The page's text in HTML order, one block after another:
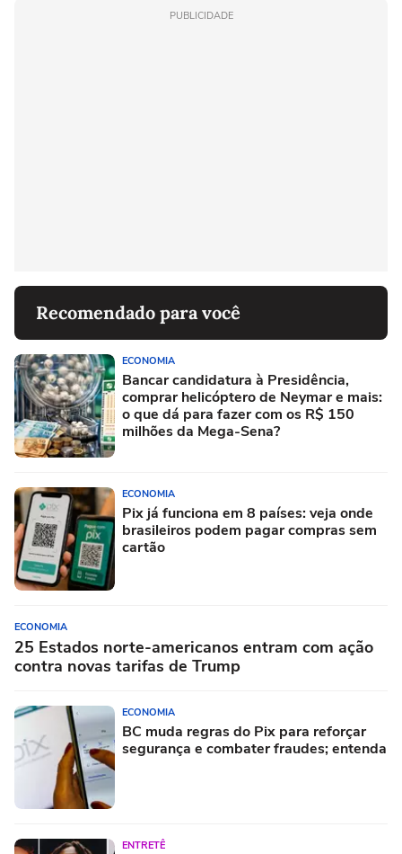
PUBLICIDADE
Recomendado para você
ECONOMIA
Bancar candidatura à Presidência,
comprar helicóptero de Neymar e mais:
o que dá para fazer com os R$ 150
milhões da Mega-Sena?
ECONOMIA
Pix já funciona em 8 países: veja onde
brasileiros podem pagar compras sem
cartão
ECONOMIA
25 Estados norte-americanos entram com ação
contra novas tarifas de Trump
ECONOMIA
BC muda regras do Pix para reforçar
segurança e combater fraudes; entenda
ENTRETÊ